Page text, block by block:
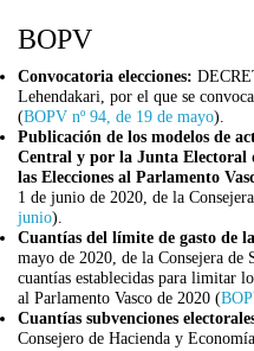
BOPV
Convocatoria elecciones:
Lehendakari, por el que se
(BOPV nº 94, de 19 de mayo).
Publicación de los modelos de
Central y por la Junta Electoral
las Elecciones al Parlamento
1 de junio de 2020, de la
junio).
Cuantías del límite de gasto de
mayo de 2020, de la Consejera
cuantías establecidas para limitar
al Parlamento Vasco de 2020 (
Cuantías subvenciones
Consejero de Hacienda y